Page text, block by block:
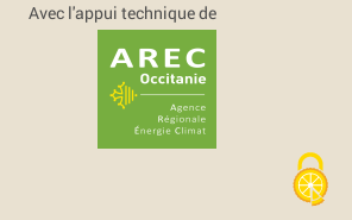
Avec l'appui technique de